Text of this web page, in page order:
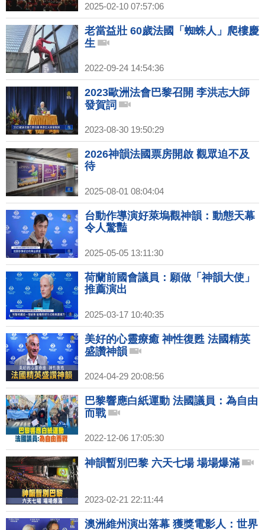
2025-02-10 07:57:06
老當益壯 60歲法國「蜘蛛人」爬樓慶
生
2022-09-24 14:54:36
2023歐洲法會巴黎召開 李洪志大師
發賀詞
2023-08-30 19:50:29
2026神韻法國票房開啟 觀眾迫不及
待
2025-08-01 08:04:04
台動作導演好萊塢觀神韻：動態天幕
令人驚豔
2025-05-05 13:11:30
荷蘭前國會議員：願做「神韻大使」
推薦演出
2025-03-17 10:40:35
美好的心靈療癒 神性復甦 法國精英
盛讚神韻
2024-04-29 20:08:56
巴黎響應白紙運動 法國議員：為自由
而戰
2022-12-06 17:05:30
神韻暫別巴黎 六天七場 場場爆滿
2023-02-21 22:11:44
澳洲維州演出落幕 獲獎電影人：世界